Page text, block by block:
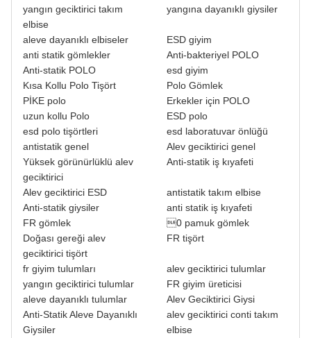
yangın geciktirici takım
elbise
yangına dayanıklı giysiler
aleve dayanıklı elbiseler
ESD giyim
anti statik gömlekler
Anti-bakteriyel POLO
Anti-statik POLO
esd giyim
Kısa Kollu Polo Tişört
Polo Gömlek
PİKE polo
Erkekler için POLO
uzun kollu Polo
ESD polo
esd polo tişörtleri
esd laboratuvar önlüğü
antistatik genel
Alev geciktirici genel
Yüksek görünürlüklü alev
geciktirici
Anti-statik iş kıyafeti
Alev geciktirici ESD
antistatik takım elbise
Anti-statik giysiler
anti statik iş kıyafeti
FR gömlek
0 pamuk gömlek
Doğası gereği alev
geciktirici tişört
FR tişört
fr giyim tulumları
alev geciktirici tulumlar
yangın geciktirici tulumlar
FR giyim üreticisi
aleve dayanıklı tulumlar
Alev Geciktirici Giysi
Anti-Statik Aleve Dayanıklı
Giysiler
alev geciktirici conti takım
elbise